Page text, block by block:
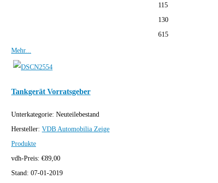
115
130
615
Mehr...
Tankgerät Vorratsgeber
Unterkategorie: Neuteilebestand
Hersteller: VDB Automobilia Zeige
Produkte
vdh-Preis: €89,00
Stand: 07-01-2019